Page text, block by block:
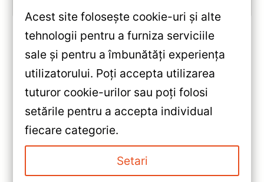
«Navigație Auto Ford EcoSport
2014-2023 Teyes CC3 —
Caracteristici, Păreri & Preț
Actualizat
»
Navigație Teyes CC3 Ford
Focus (1998–2005) 9" QLED
4+32GB — Recenzie Detaliată,
Acest site folosește cookie-uri și alte
tehnologii pentru a furniza serviciile
sale și pentru a îmbunătăți experiența
utilizatorului. Poți accepta utilizarea
tuturor cookie-urilor sau poți folosi
setările pentru a accepta individual
fiecare categorie.
Setari